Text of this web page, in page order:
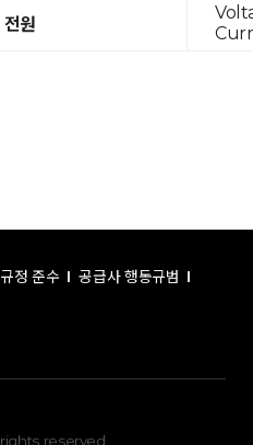
전원
규정 준수 공급사 행동규범
reserved.